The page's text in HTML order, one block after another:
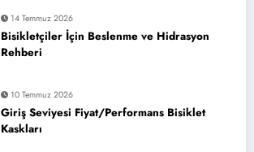
14 Temmuz 2026
Bisikletçiler İçin Beslenme ve Hidrasyon
Rehberi
10 Temmuz 2026
Giriş Seviyesi Fiyat/Performans Bisiklet
Kaskları